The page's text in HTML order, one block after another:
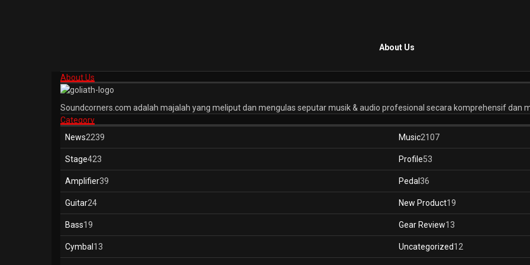
About Us
About Us
Soundcorners.com adalah majalah yang meliput dan mengulas seputar musik & audio profesional secara komprehensif dan
Category
News2239 Music2107
Stage423 Profile53
Amplifier39 Pedal 36
Guitar24 New Product19
Bass19 Gear Review13
Cymbal 13 Uncategorized12